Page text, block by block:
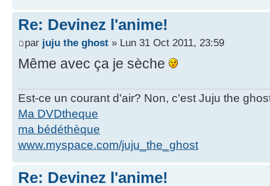
Re: Devinez l'anime!
par juju the ghost » Lun 31 Oct 2011, 23:59
Même avec ça je sèche
Est-ce un courant d'air? Non, c'est Juju the
Ma DVDtheque
ma bédéthèque
www.myspace.com/juju_the_ghost
Re: Devinez l'anime!